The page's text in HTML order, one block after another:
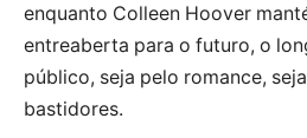
enquanto Colleen Hoover
entreaberta para o futuro, o
público, seja pelo romance,
bastidores.